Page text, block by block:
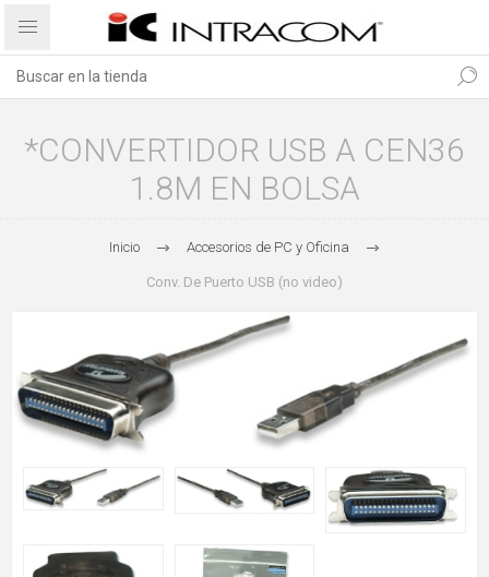
*CONVERTIDOR USB A CEN36
1.8M EN BOLSA
Inicio Accesorios de PC y Oficina
Conv. De Puerto USB (no video)